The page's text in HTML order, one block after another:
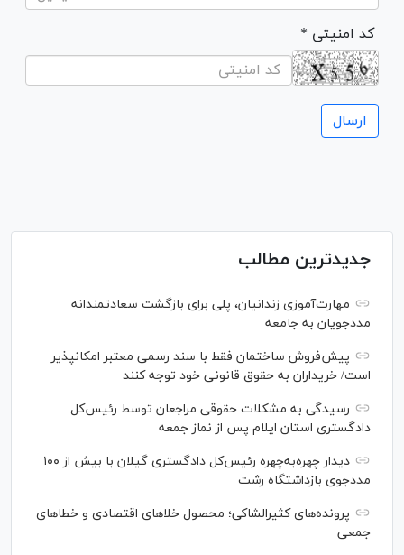
* کد امنیتی
جدیدترین مطالب
مهارت‌آموزی زندانیان، پلی برای بازگشت سعادتمندانه
مددجویان به جامعه
پیش‌فروش ساختمان فقط با سند رسمی معتبر امکانپذیر
است/ خریداران به حقوق قانونی خود توجه کنند
رسیدگی به مشکلات حقوقی مراجعان توسط رئیس‌کل
دادگستری استان ایلام پس از نماز جمعه
دیدار چهره‌به‌چهره رئیس‌کل دادگستری گیلان با بیش از ۱۰۰
مددجوی بازداشتگاه رشت
پرونده‌های کثیرالشاکی؛ محصول خلا‌های اقتصادی و خطا‌های
جمعی